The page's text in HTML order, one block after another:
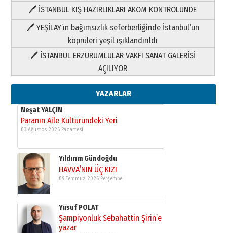
🖊 İSTANBUL KIŞ HAZIRLIKLARI AKOM KONTROLÜNDE
🖊 YEŞİLAY’ın bağımsızlık seferberliğinde İstanbul’un
köprüleri yeşil ışıklandırıldı
🖊 İSTANBUL ERZURUMLULAR VAKFI SANAT GALERİSİ
AÇILIYOR
YAZARLAR
Yıldırım Gündoğdu
HAVVA’NIN ÜÇ KIZI
09 Temmuz 2026 Perşembe
Yusuf POLAT
Şampiyonluk Sebahattin Şirin’e
11 Mayıs 2026 Pazartesi
Neşat YALÇIN
Paranın Aile Kültüründeki Yeri
03 Ağustos 2026 Pazartesi
Yıldırım Gündoğdu
HAVVA’NIN ÜÇ KIZI
09 Temmuz 2026 Perşembe
Yusuf POLAT
Şampiyonluk Sebahattin Şirin’e
yazar